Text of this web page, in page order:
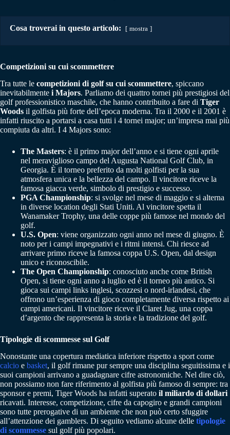
Cosa troverai in questo articolo: mostra
Competizioni su cui scommettere
Tra tutte le competizioni di golf su cui scommettere, spiccano
inevitabilmente i Majors. Parliamo dei quattro tornei più prestigiosi del
golf professionistico maschile, che hanno contribuito a fare di Tiger
Woods il golfista più forte dell’epoca moderna. Tra il 2000 e il 2001 è
infatti riuscito a portarsi a casa tutti i 4 tornei major; un’impresa mai più
compiuta da altri. I 4 Majors sono:
The Masters: è il primo major dell’anno e si tiene ogni aprile
nel meraviglioso campo del Augusta National Golf Club, in
Georgia. È il torneo preferito da molti golfisti per la sua
atmosfera unica e la bellezza del campo. Il vincitore riceve la
famosa giacca verde, simbolo di prestigio e successo.
PGA Championship: si svolge nel mese di maggio e si alterna
in diverse location degli Stati Uniti. Al vincitore spetta il
Wanamaker Trophy, una delle coppe più famose nel mondo del
golf.
U.S. Open: viene organizzato ogni anno nel mese di giugno. È
noto per i campi impegnativi e i ritmi intensi. Chi riesce ad
arrivare primo riceve la famosa coppa U.S. Open, dal design
unico e riconoscibile.
The Open Championship: conosciuto anche come British
Open, si tiene ogni anno a luglio ed è il torneo più antico. Si
gioca sui campi links inglesi, scozzesi o nord-irlandesi, che
offrono un’esperienza di gioco completamente diversa rispetto ai
campi americani. Il vincitore riceve il Claret Jug, una coppa
d’argento che rappresenta la storia e la tradizione del golf.
Tipologie di scommesse sul Golf
Nonostante una copertura mediatica inferiore rispetto a sport come
calcio e basket, il golf rimane pur sempre una disciplina seguitissima e i
suoi campioni arrivano a guadagnare cifre astronomiche. Nel dire ciò,
non possiamo non fare riferimento al golfista più famoso di sempre: tra
sponsor e premi, Tiger Woods ha infatti superato il miliardo di dollari
ricavati. Interesse, competizione, cifre da capogiro e grandi campioni
sono tutte prerogative di un ambiente che non può certo sfuggire
all’attenzione dei gamblers. Di seguito vediamo alcune delle tipologie
di scommesse sul golf più popolari.